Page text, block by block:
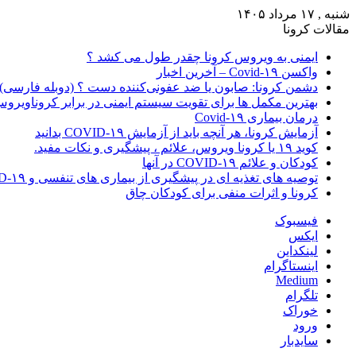
شنبه , ۱۷ مرداد ۱۴۰۵
مقالات کرونا
ایمنی به ویروس کرونا چقدر طول می کشد ؟
واکسن Covid-۱۹ – آخرین اخبار
دشمن کرونا: صابون یا ضد عفونی‌کننده دست ؟ (دوبله فارسی)
بهترین مکمل ها برای تقویت سیستم ایمنی در برابر
درمان بیماری Covid-۱۹
آزمایش کرونا، هر آنچه باید از آزمایش COVID-۱۹ بدانید
کوید ۱۹ یا کرونا ویروس، علائم ، پیشگیری و نکات مفید.
کودکان و علائم COVID-۱۹ در آنها
توصیه های تغذیه ای در پیشگیری از بیماری های تنفسی و COVID-۱۹
کرونا و اثرات منفی برای کودکان چاق
فیسبوک
ایکس
لینکداین
اینستاگرام
Medium
تلگرام
خوراک
ورود
سایدبار